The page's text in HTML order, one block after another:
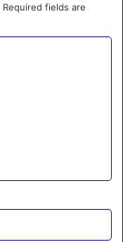
Required fields are